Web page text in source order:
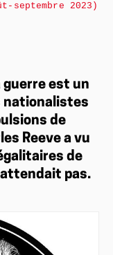
guerre est un
nationalistes
de
Reeve a vu
de
attendait pas.
septembre 2023)